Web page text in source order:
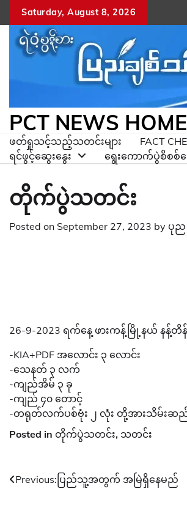
content
Saturday, August 8, 2026
PCT NEWS
ဖတ်ရှုသင့်သည့်သတင်းများ FACT
ရင်ဖွင့်ဆွေးနွေး
ရွေးကောက်ပွဲစိစစ်တွ
တိုက်ပွဲသတင်း
Posted on September 27, 2023 by ပုည
26-9-2023 ရက်နေ့ ဖားကန့်မြို့နယ် နန့်တိန်
-KIA+PDF အလောင်း ၃ လောင်း
-သေနတ် ၃ လက်
-ကျည်အိမ် ၃ ခု
-ကျည် ၄၀ တောင့်
-တရုတ်လက်ပစ်ဗုံး ၂ လုံး တို့အားသိမ်းဆည်
Posted in တိုက်ပွဲသတင်း, သတင်း
Post
Previous: ပြည်သူ့အတွက် အမြဲရှိနေမည်